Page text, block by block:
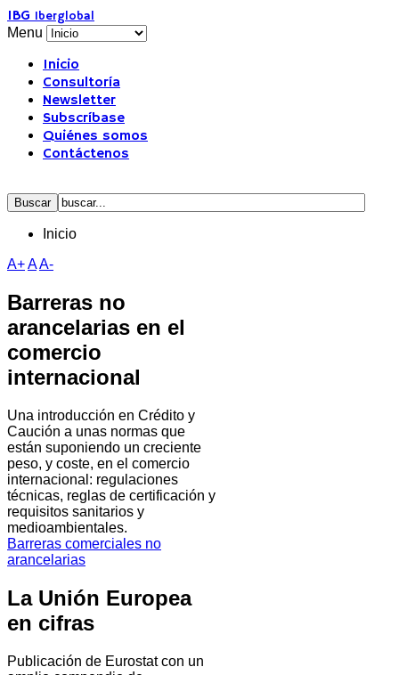
IBG Iberglobal
Menu
Inicio
Consultoría
Newsletter
Subscríbase
Quiénes somos
Contáctenos
Inicio
A+AA-
Barreras no
arancelarias en el
comercio
internacional
Una introducción en Crédito y
Caución a unas normas que
están suponiendo un creciente
peso, y coste, en el comercio
internacional: regulaciones
técnicas, reglas de certificación y
requisitos sanitarios y
medioambientales.
Barreras comerciales no
arancelarias
La Unión Europea
en cifras
Publicación de Eurostat con un